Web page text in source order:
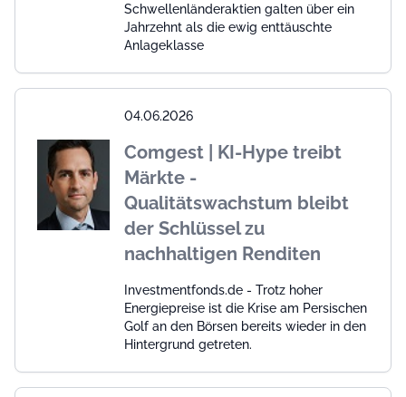
Schwellenländeraktien galten über ein
Jahrzehnt als die ewig enttäuschte
Anlageklasse
04.06.2026
Comgest | KI-Hype treibt
Märkte -
Qualitätswachstum bleibt
der Schlüssel zu
nachhaltigen Renditen
Investmentfonds.de - Trotz hoher
Energiepreise ist die Krise am Persischen
Golf an den Börsen bereits wieder in den
Hintergrund getreten.